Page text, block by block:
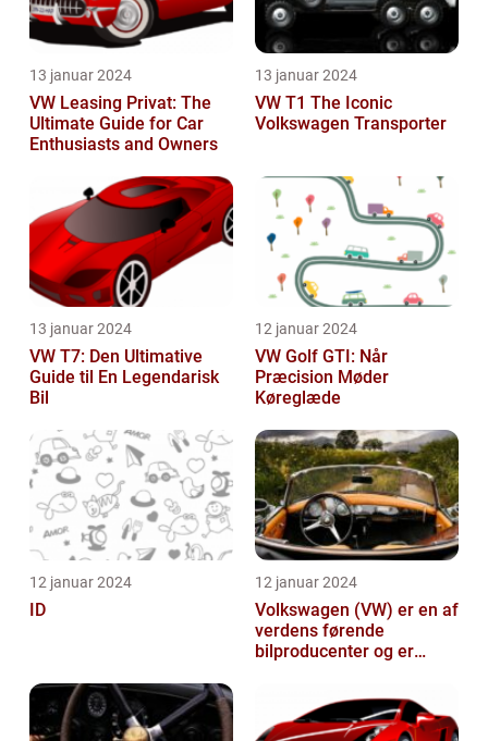
13 januar 2024
VW Leasing Privat: The
Ultimate Guide for Car
Enthusiasts and Owners
13 januar 2024
VW T1 The Iconic
Volkswagen Transporter
13 januar 2024
VW T7: Den Ultimative
Guide til En Legendarisk
Bil
12 januar 2024
VW Golf GTI: Når
Præcision Møder
Køreglæde
12 januar 2024
ID
12 januar 2024
Volkswagen (VW) er en af
verdens førende
bilproducenter og er
kvalitetsbiler til...